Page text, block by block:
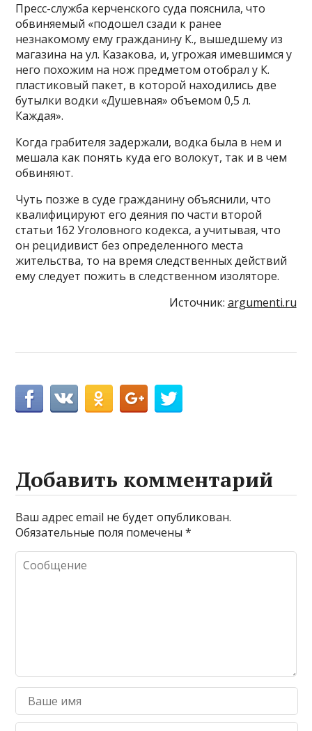
Пресс-служба керченского суда пояснила, что
обвиняемый «подошел сзади к ранее
незнакомому ему гражданину К., вышедшему из
магазина на ул. Казакова, и, угрожая имевшимся у
него похожим на нож предметом отобрал у К.
пластиковый пакет, в которой находились две
бутылки водки «Душевная» объемом 0,5 л.
Каждая».
Когда грабителя задержали, водка была в нем и
мешала как понять куда его волокут, так и в чем
обвиняют.
Чуть позже в суде гражданину объяснили, что
квалифицируют его деяния по части второй
статьи 162 Уголовного кодекса, а учитывая, что
он рецидивист без определенного места
жительства, то на время следственных действий
ему следует пожить в следственном изоляторе.
Источник: argumenti.ru
Добавить комментарий
Ваш адрес email не будет опубликован.
Обязательные поля помечены*